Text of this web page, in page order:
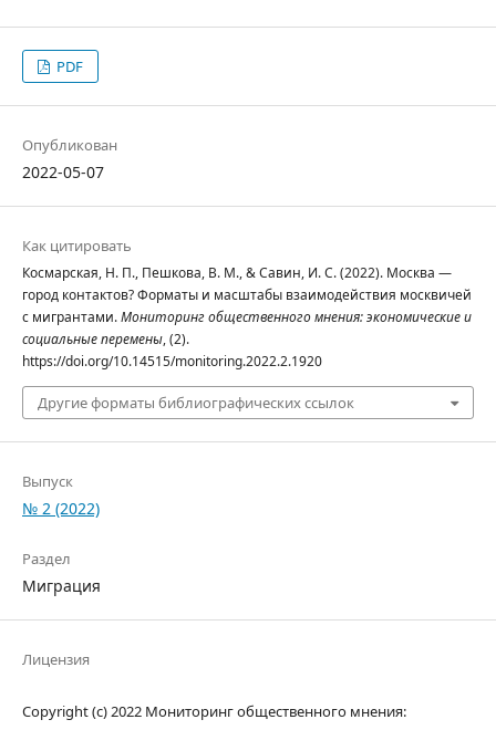
PDF
Опубликован
2022-05-07
Как цитировать
Космарская, Н. П., Пешкова, В. М., & Савин, И. С. (2022). Москва —
город контактов? Форматы и масштабы взаимодействия москвичей
с мигрантами.Мониторинг общественного мнения: экономические и
социальные перемены, (2).
https://doi.org/10.14515/monitoring.2022.2.1920
Другие форматы библиографических ссылок
Выпуск
№ 2 (2022)
Раздел
Миграция
Лицензия
Copyright (c) 2022 Мониторинг общественного мнения: